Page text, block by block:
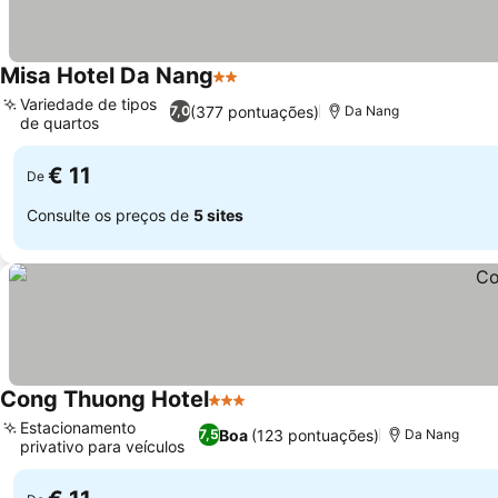
Misa Hotel Da Nang2 Estrelas
7,0(377 pontuações)
Variedade de tipos
de quartos
Da Nang
De € 11
Consulte os preços de 5 sites
Cong Thuong Hotel3 Estrelas
7,5Boa (123 pontuações)
Estacionamento
privativo para veículos
Da Nang